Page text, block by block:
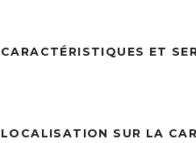
CARACTÉRISTIQUES ET
LOCALISATION SUR LA